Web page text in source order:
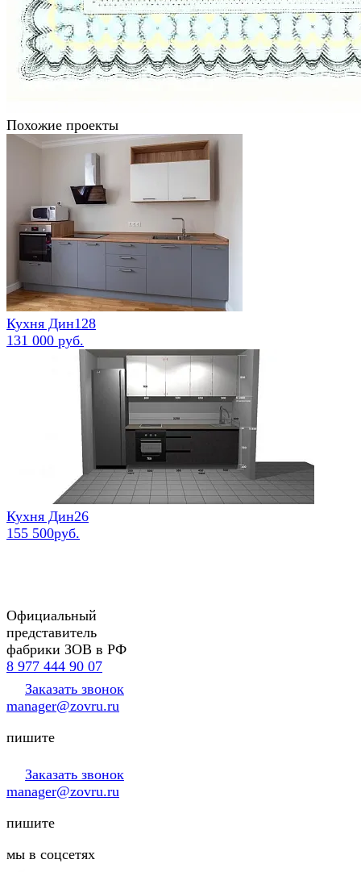
Похожие проекты
Кухня Дин128
131 000 руб.
Кухня Дин26
155 500руб.
Официальный
представитель
фабрики ЗОВ в РФ
8 977 444 90 07
Заказать звонок
manager@zovru.ru
пишите
Заказать звонок
manager@zovru.ru
пишите
мы в соцсетях